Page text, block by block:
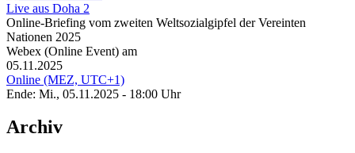
Live aus Doha 2
Online-Briefing vom zweiten Weltsozialgipfel der Vereinten
Nationen 2025
Webex (Online Event) am
05.11.2025
Online (MEZ, UTC+1)
Ende: Mi., 05.11.2025 - 18:00 Uhr
Archiv